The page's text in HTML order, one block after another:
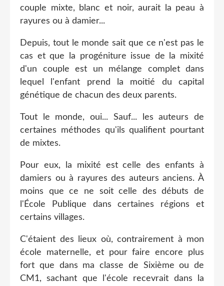
couple mixte, blanc et noir, aurait la peau à
rayures ou à damier...
Depuis, tout le monde sait que ce n'est pas le
cas et que la progéniture issue de la mixité
d'un couple est un mélange complet dans
lequel l'enfant prend la moitié du capital
génétique de chacun des deux parents.
Tout le monde, oui... Sauf... les auteurs de
certaines méthodes qu'ils qualifient pourtant
de mixtes.
Pour eux, la mixité est celle des enfants à
damiers ou à rayures des auteurs anciens. À
moins que ce ne soit celle des débuts de
l'École Publique dans certaines régions et
certains villages.
C'étaient des lieux où, contrairement à mon
école maternelle, et pour faire encore plus
fort que dans ma classe de Sixième ou de
CM1, sachant que l'école recevrait dans la